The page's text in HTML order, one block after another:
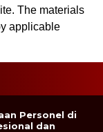
The materials
applicable
Personel di
dan